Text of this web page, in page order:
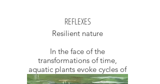
REFLEXES
Resilient nature
In the face of the
transformations of time,
aquatic plants evoke cycles of
purification and rebirth.